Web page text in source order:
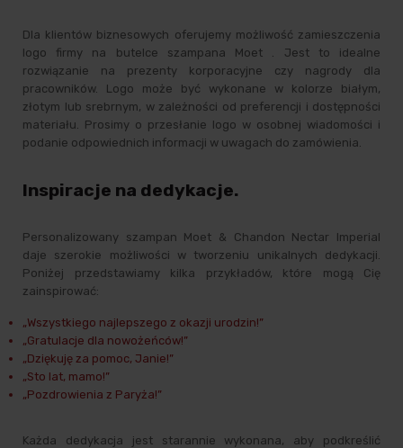
Dla klientów biznesowych oferujemy możliwość zamieszczenia
logo firmy na butelce szampana Moet . Jest to idealne
rozwiązanie na prezenty korporacyjne czy nagrody dla
pracowników. Logo może być wykonane w kolorze białym,
złotym lub srebrnym, w zależności od preferencji i dostępności
materiału. Prosimy o przesłanie logo w osobnej wiadomości i
podanie odpowiednich informacji w uwagach do zamówienia.
Inspiracje na dedykacje.
Personalizowany szampan Moet & Chandon Nectar Imperial
daje szerokie możliwości w tworzeniu unikalnych dedykacji.
Poniżej przedstawiamy kilka przykładów, które mogą Cię
zainspirować:
„Wszystkiego najlepszego z okazji urodzin!”
„Gratulacje dla nowożeńców!”
„Dziękuję za pomoc, Janie!”
„Sto lat, mamo!”
„Pozdrowienia z Paryża!”
Każda dedykacja jest starannie wykonana, aby podkreślić